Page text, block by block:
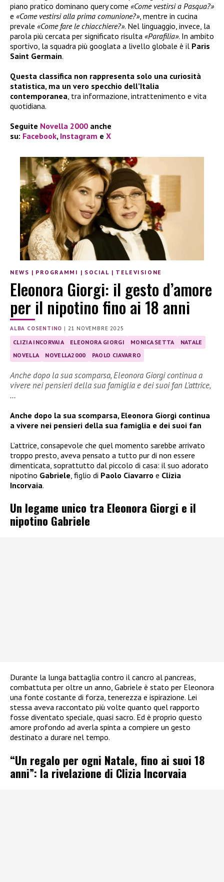
piano pratico dominano query come «Come vestirsi a Pasqua?»
e «Come vestirsi alla prima comunione?», mentre in cucina
prevale «Come fare le chiacchiere?». Nel linguaggio, invece, la
parola più cercata per significato risulta «Parafilia». In ambito
sportivo, la squadra più googlata a livello globale è il Paris
Saint Germain.
Questa classifica non rappresenta solo una curiosità
statistica, ma un vero specchio dell’Italia
contemporanea , tra informazione, intrattenimento e vita
quotidiana.
Seguite Novella 2000 anche
su: Facebook, Instagram e X
NEWS | PROGRAMMI | SOCIAL | TELEVISIONE
Eleonora Giorgi: il gesto d’amore
per il nipotino fino ai 18 anni
ALBA COSENTINO | 21 NOVEMBRE 2025
CLIZIA INCORVAIA ELEONORA GIORGI MONICA SETTA
NATALE
NOVELLA
NOVELLA2000 PAOLO CIAVARRO
Anche dopo la sua scomparsa, Eleonora Giorgi continua a
vivere nei pensieri della sua famiglia e dei suoi fan L’attrice,
…
Anche dopo la sua scomparsa, Eleonora Giorgi continua
a vivere nei pensieri della sua famiglia e dei suoi fan
L’attrice, consapevole che quel momento sarebbe arrivato
troppo presto, aveva pensato a tutto pur di non essere
dimenticata, soprattutto dal piccolo di casa: il suo adorato
nipotino Gabriele, figlio di Paolo Ciavarro e Clizia
Incorvaia.
Un legame unico tra Eleonora Giorgi e il
nipotino Gabriele
Durante la lunga battaglia contro il cancro al pancreas,
combattuta per oltre un anno, Gabriele è stato per Eleonora
una fonte costante di forza, tenerezza e ispirazione. Lei
stessa aveva raccontato più volte quanto quel rapporto
fosse diventato speciale, quasi sacro. Ed è proprio questo
amore profondo ad averla spinta a compiere un gesto
destinato a durare nel tempo.
“Un regalo per ogni Natale, fino ai suoi 18
anni”: la rivelazione di Clizia Incorvaia